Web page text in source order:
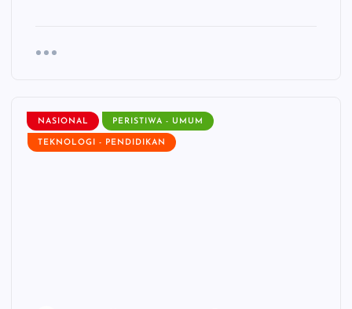
NASIONAL PERISTIWA - UMUM
TEKNOLOGI - PENDIDIKAN